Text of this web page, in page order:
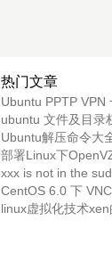
热门文章
Ubuntu PPTP VPN
ubuntu 文件及目录
Ubuntu解压命令大
部署Linux下
xxx is not in the
CentOS 6.0 下
linux虚拟化技术